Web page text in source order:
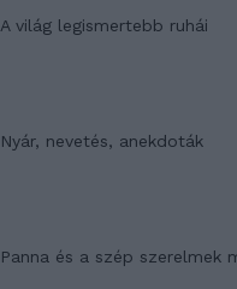
A világ legismertebb ruhái
Nyár, nevetés, anekdoták
Panna és a szép szerelmek